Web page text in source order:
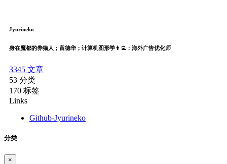
Jyurineko
身在魔都的养猫人；留德华；计算机图形学👨‍💻；海外广告优化师
3345 文章
53 分类
170 标签
Links
Github-Jyurineko
分类
×